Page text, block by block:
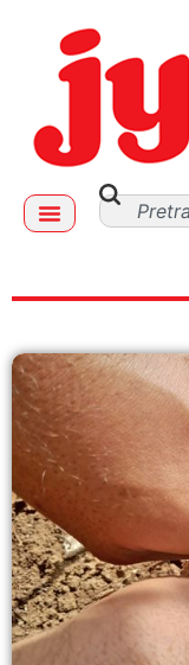
kalemljenje na čip